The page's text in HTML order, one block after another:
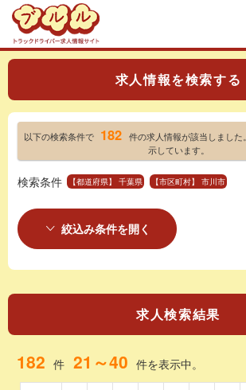
求人情報を検索する
以下の検索条件で 182 件の求人情報が該当しました。
示しています。
検索条件 【都道府県】 千葉県 【市区町村】 市川市
絞込み条件を開く
求人検索結果
182 件 21～40 件を表示中。